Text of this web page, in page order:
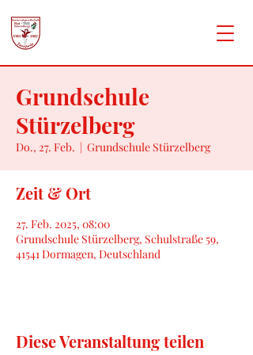
Grundschule
Stürzelberg
Do., 27. Feb.
  |
Grundschule Stürzelberg
Zeit & Ort
27. Feb. 2025, 08:00
Grundschule Stürzelberg, Schulstraße 59,
41541 Dormagen, Deutschland
Diese Veranstaltung teilen